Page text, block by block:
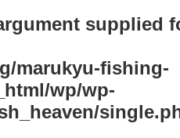
supplied
marukyu-fishing-
wp/wp-